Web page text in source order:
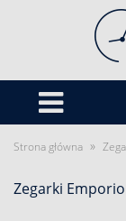
Strona główna »
Zegarki